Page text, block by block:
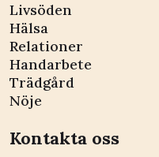
Livsöden
Hälsa
Relationer
Handarbete
Trädgård
Nöje
Kontakta oss